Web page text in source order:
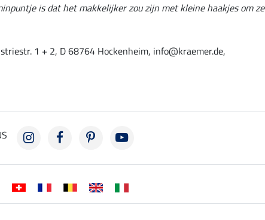
is dat het makkelijker zou zijn met kleine haakjes om ze
1 + 2, D 68764 Hockenheim, info@kraemer.de,